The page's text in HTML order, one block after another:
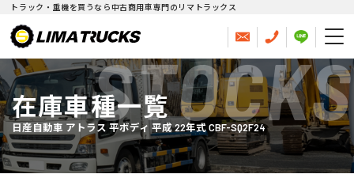
トラック・重機を買うなら中古商用車専門のリマトラックス
在庫車種一覧
日産自動車 アトラス 平ボディ 平成 22年式 CBF-SQ2F24
STOCKS